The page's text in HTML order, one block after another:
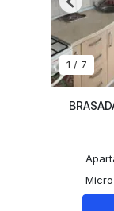
1 / 7
Previous